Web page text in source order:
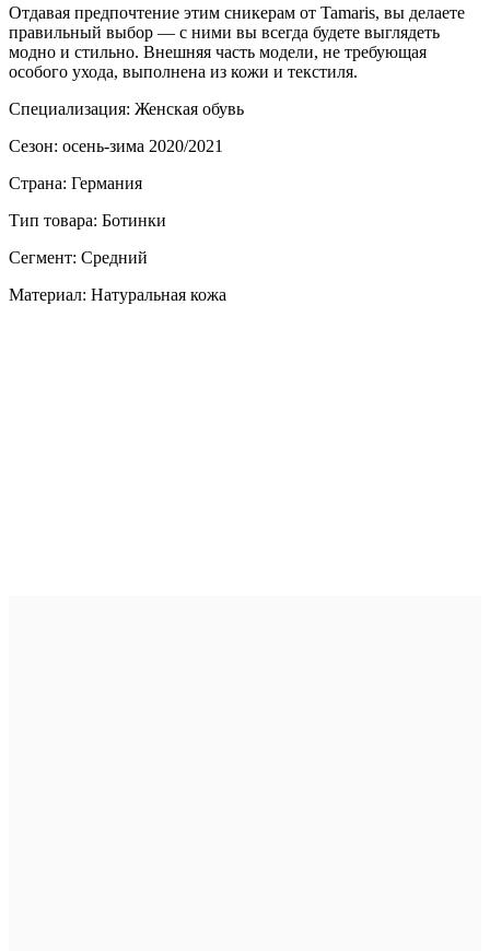
Отдавая предпочтение этим сникерам от Tamaris, вы делаете
правильный выбор — с ними вы всегда будете выглядеть
модно и стильно. Внешняя часть модели, не требующая
особого ухода, выполнена из кожи и текстиля.
Специализация: Женская обувь
Сезон: осень-зима 2020/2021
Страна: Германия
Тип товара: Ботинки
Сегмент: Средний
Материал: Натуральная кожа